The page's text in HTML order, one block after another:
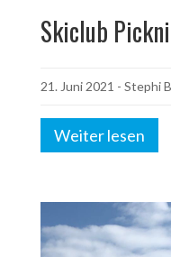
Skiclub
21. Juni 2021 - Stephi
Weiter lesen